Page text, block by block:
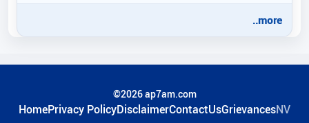
..more
©2026 ap7am.com
HomePrivacy PolicyDisclaimerContactUsGrievancesNV